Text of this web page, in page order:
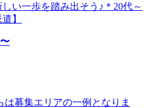
い一歩を踏み出そう♪＊20代～
】
募集エリアの一例となりま